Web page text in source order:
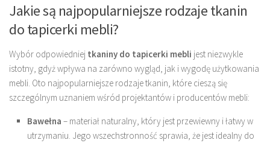
Jakie są najpopularniejsze rodzaje tkanin
do tapicerki mebli?
Wybór odpowiedniej tkaniny do tapicerki mebli jest niezwykle
istotny, gdyż wpływa na zarówno wygląd, jak i wygodę użytkowania
mebli. Oto najpopularniejsze rodzaje tkanin, które cieszą się
szczególnym uznaniem wśród projektantów i producentów mebli:
Bawełna – materiał naturalny, który jest przewiewny i łatwy w
utrzymaniu. Jego wszechstronność sprawia, że jest idealny do